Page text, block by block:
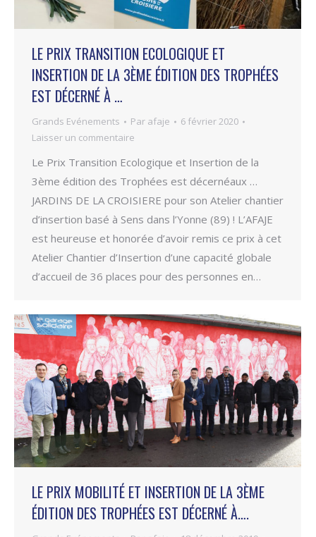
LE PRIX TRANSITION ECOLOGIQUE ET
INSERTION DE LA 3ÈME ÉDITION DES TROPHÉES
EST DÉCERNÉ À …
Grands Evénements Par afaje
6 février 2020
Laisser un commentaire
Le Prix Transition Ecologique et Insertion de la
3ème édition des Trophées est décernéaux …
JARDINS DE LA CROISIERE pour son Atelier chantier
d’insertion basé à Sens dans l’Yonne (89) ! L’AFAJE
est heureuse et honorée d’avoir remis ce prix à cet
Atelier Chantier d’Insertion d’une capacité globale
d’accueil de 36 places pour des personnes en…
LE PRIX MOBILITÉ ET INSERTION DE LA 3ÈME
ÉDITION DES TROPHÉES EST DÉCERNÉ À….